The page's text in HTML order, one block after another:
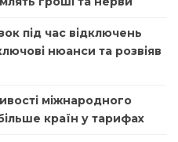
під час відключень
нюанси та розвіяв
міжнародного
країн у тарифах